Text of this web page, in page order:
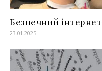
Безпечний інтернет
23.01.2025